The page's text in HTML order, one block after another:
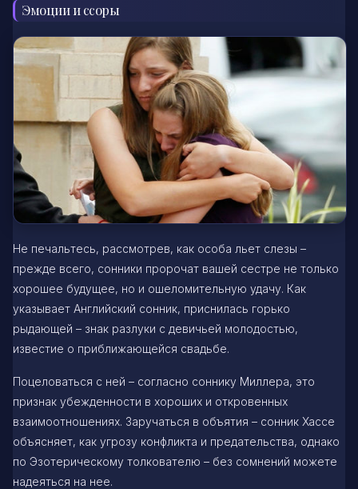
Эмоции и ссоры
Не печальтесь, рассмотрев, как особа льет слезы –
прежде всего, сонники пророчат вашей сестре не только
хорошее будущее, но и ошеломительную удачу. Как
указывает Английский сонник, приснилась горько
рыдающей – знак разлуки с девичьей молодостью,
известие о приближающейся свадьбе.
Поцеловаться с ней – согласно соннику Миллера, это
признак убежденности в хороших и откровенных
взаимоотношениях. Заручаться в объятия – сонник Хассе
объясняет, как угрозу конфликта и предательства, однако
по Эзотерическому толкователю – без сомнений можете
надеяться на нее.